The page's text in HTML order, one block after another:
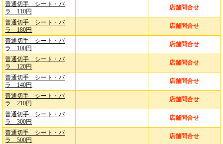
普通切手 シート・バ
ラ 110円
店舗問合せ
普通切手 シート・バ
ラ 180円
店舗問合せ
普通切手 シート・バ
ラ 100円
店舗問合せ
普通切手 シート・バ
ラ 120円
店舗問合せ
普通切手 シート・バ
ラ 140円
店舗問合せ
普通切手 シート・バ
ラ 210円
店舗問合せ
普通切手 シート・バ
ラ 300円
店舗問合せ
普通切手 シート・バ
ラ 500円
店舗問合せ